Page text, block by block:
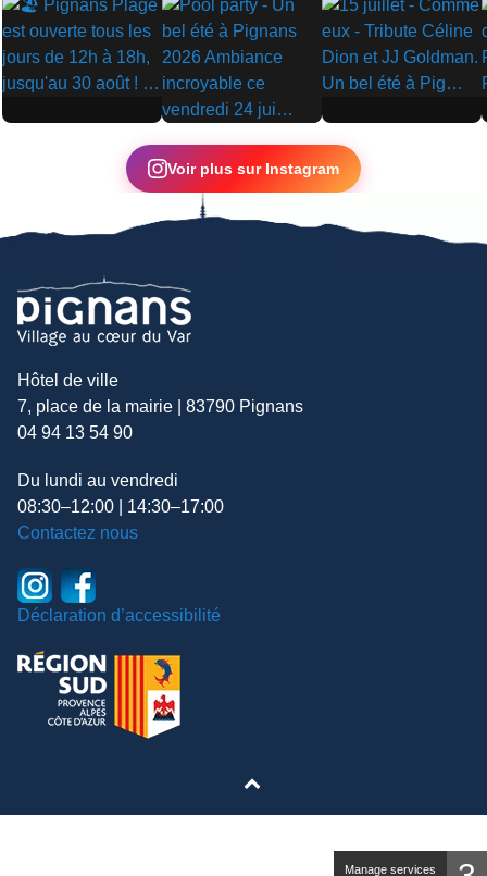
▶
▶
▶
Voir plus sur Instagram
Hôtel de ville
7, place de la mairie | 83790 Pignans
04 94 13 54 90
Du lundi au vendredi
08:30–12:00 | 14:30–17:00
Contactez nous
Déclaration d’accessibilité
Manage services